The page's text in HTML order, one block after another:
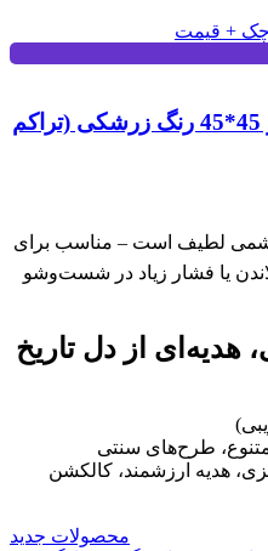
دستمال یزدی ابریشمی سایز 45*45 رنگ زرشکی (تراکم
لطیف است – مناسب برای
یا فشار زیاد در شست‌وشو
هدیه‌ای از دل تاریخ
طرح‌های سنتی
هدیه ارزشمند، کالکشن
محصولات جدید